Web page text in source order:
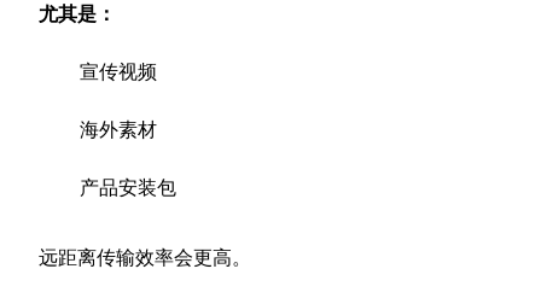
尤其是：
宣传视频
海外素材
产品安装包
远距离传输效率会更高。